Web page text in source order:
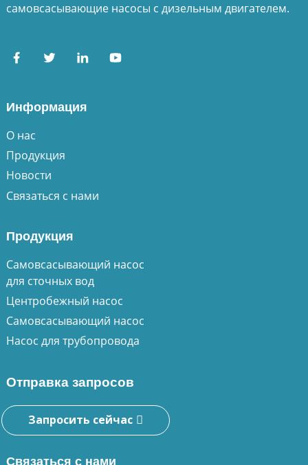
самовсасывающие насосы с дизельным двигателем.
Информация
О нас
Продукция
Новости
Связаться с нами
Продукция
Самовсасывающий насос
для сточных вод
Центробежный насос
Самовсасывающий насос
Насос для трубопровода
Отправка запросов
Запросить сейчас
Связаться с нами